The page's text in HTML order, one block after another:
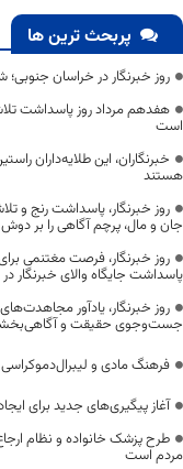
پربحث ترین ها
روز خبرنگار در خراسان جنوبی؛
هفدهم مرداد روز پاسداشت
است
خبرنگاران، این طلایه‌داران
هستند
روز خبرنگار، پاسداشت رنج و
جان و مال، پرچم آگاهی را بر
روز خبرنگار، فرصت مغتنمی
پاسداشت جایگاه والای خبرنگار
روز خبرنگار، یادآور
جست‌وجوی حقیقت و آگاهی‌بخشی
فرهنگ مادی و
آغاز پیگیری‌های جدید برای
طرح پزشک خانواده و نظام
مردم است